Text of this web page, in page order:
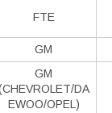
FTE
GM
GM
DA
EWOO/OPEL)